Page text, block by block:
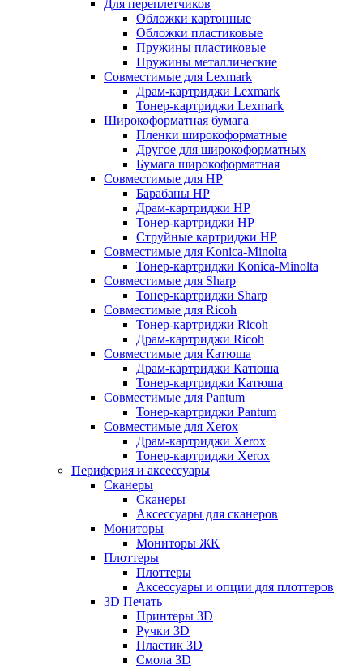
Для переплетчиков
Обложки картонные
Обложки пластиковые
Пружины пластиковые
Пружины металлические
Совместимые для Lexmark
Драм-картриджи Lexmark
Тонер-картриджи Lexmark
Широкоформатная бумага
Пленки широкоформатные
Другое для широкоформатных
Бумага широкоформатная
Совместимые для HP
Барабаны HP
Драм-картриджи HP
Тонер-картриджи HP
Струйные картриджи HP
Совместимые для Konica-Minolta
Тонер-картриджи Konica-Minolta
Совместимые для Sharp
Тонер-картриджи Sharp
Совместимые для Ricoh
Тонер-картриджи Ricoh
Драм-картриджи Ricoh
Совместимые для Катюша
Драм-картриджи Катюша
Тонер-картриджи Катюша
Совместимые для Pantum
Тонер-картриджи Pantum
Совместимые для Xerox
Драм-картриджи Xerox
Тонер-картриджи Xerox
Периферия и аксессуары
Сканеры
Сканеры
Аксессуары для сканеров
Мониторы
Мониторы ЖК
Плоттеры
Плоттеры
Аксессуары и опции для плоттеров
3D Печать
Принтеры 3D
Ручки 3D
Пластик 3D
Смола 3D